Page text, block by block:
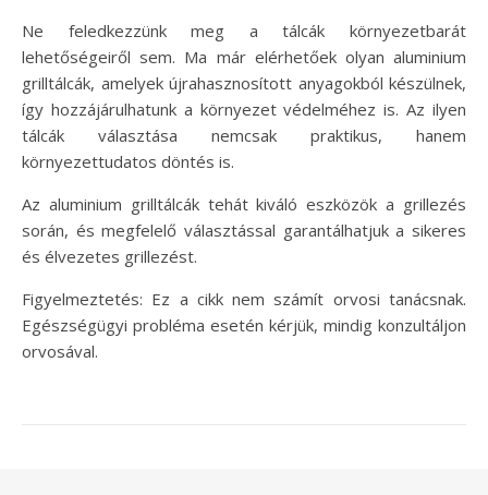
Ne feledkezzünk meg a tálcák környezetbarát
lehetőségeiről sem. Ma már elérhetőek olyan aluminium
grilltálcák, amelyek újrahasznosított anyagokból készülnek,
így hozzájárulhatunk a környezet védelméhez is. Az ilyen
tálcák választása nemcsak praktikus, hanem
környezettudatos döntés is.
Az aluminium grilltálcák tehát kiváló eszközök a grillezés
során, és megfelelő választással garantálhatjuk a sikeres
és élvezetes grillezést.
Figyelmeztetés: Ez a cikk nem számít orvosi tanácsnak.
Egészségügyi probléma esetén kérjük, mindig konzultáljon
orvosával.